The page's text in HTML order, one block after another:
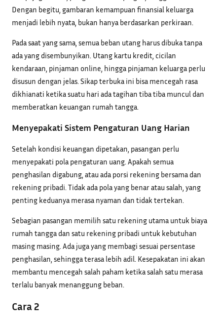
Dengan begitu, gambaran kemampuan finansial keluarga
menjadi lebih nyata, bukan hanya berdasarkan perkiraan.
Pada saat yang sama, semua beban utang harus dibuka tanpa
ada yang disembunyikan. Utang kartu kredit, cicilan
kendaraan, pinjaman online, hingga pinjaman keluarga perlu
disusun dengan jelas. Sikap terbuka ini bisa mencegah rasa
dikhianati ketika suatu hari ada tagihan tiba tiba muncul dan
memberatkan keuangan rumah tangga.
Menyepakati Sistem Pengaturan Uang Harian
Setelah kondisi keuangan dipetakan, pasangan perlu
menyepakati pola pengaturan uang. Apakah semua
penghasilan digabung, atau ada porsi rekening bersama dan
rekening pribadi. Tidak ada pola yang benar atau salah, yang
penting keduanya merasa nyaman dan tidak tertekan.
Sebagian pasangan memilih satu rekening utama untuk biaya
rumah tangga dan satu rekening pribadi untuk kebutuhan
masing masing. Ada juga yang membagi sesuai persentase
penghasilan, sehingga terasa lebih adil. Kesepakatan ini akan
membantu mencegah salah paham ketika salah satu merasa
terlalu banyak menanggung beban.
Cara 2